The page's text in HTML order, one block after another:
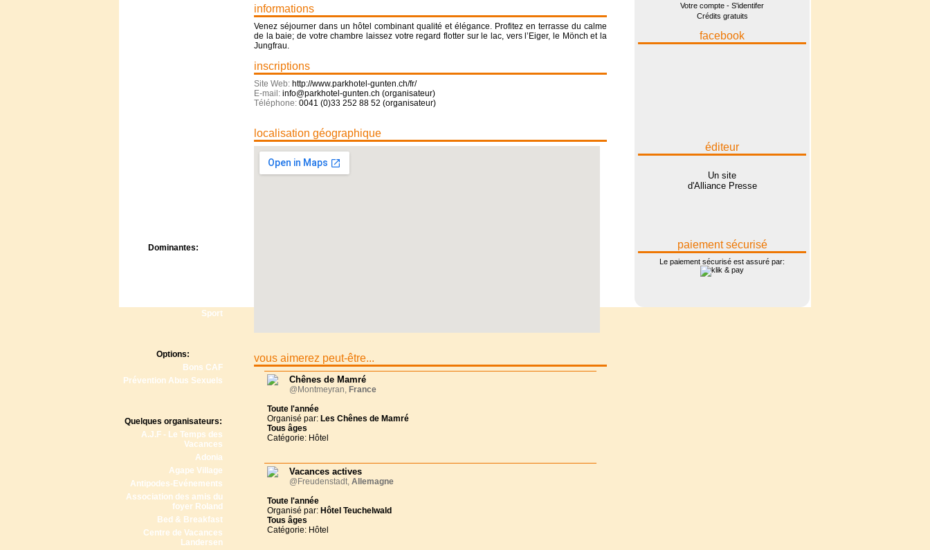
Dominantes:
Sport
Options:
Bons CAF
Prévention Abus Sexuels
Quelques organisateurs:
A.J.F - Le Temps des
Vacances
Adonia
Agape Village
Antipodes-Evénements
Association des amis du
foyer Roland
Bed & Breakfast
Centre de Vacances
Landersen
informations
Venez séjourner dans un hôtel combinant qualité et élégance. Profitez en terrasse du calme
de la baie; de votre chambre laissez votre regard flotter sur le lac, vers l’Eiger, le Mönch et la
Jungfrau.
inscriptions
Site Web: http://www.parkhotel-gunten.ch/fr/
E-mail: info@parkhotel-gunten.ch (organisateur)
Téléphone: 0041 (0)33 252 88 52 (organisateur)
localisation géographique
vous aimerez peut-être...
Chênes de Mamré
@Montmeyran, France
Toute l'année
Organisé par: Les Chênes de Mamré
Tous âges
Catégorie: Hôtel
Vacances actives
@Freudenstadt, Allemagne
Toute l'année
Organisé par: Hôtel Teuchelwald
Tous âges
Catégorie: Hôtel
Votre compte - S'identifer
Crédits gratuits
facebook
éditeur
Un site
d'Alliance Presse
paiement sécurisé
Le paiement sécurisé est assuré par: